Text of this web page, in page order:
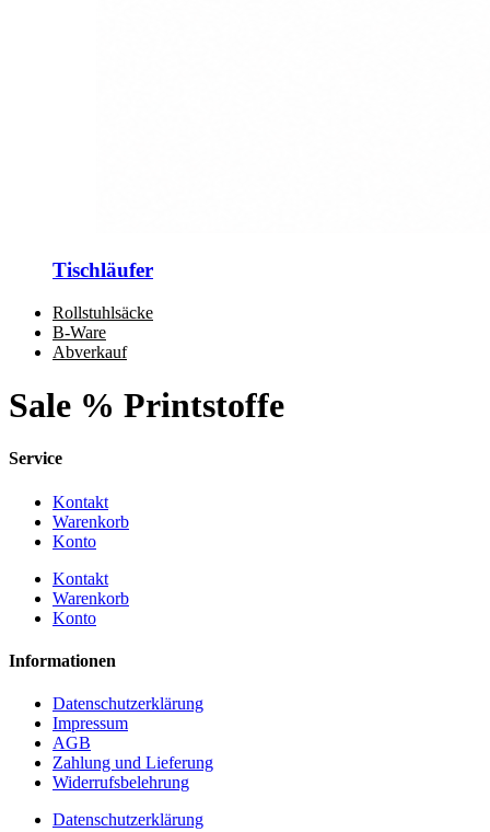
Tischläufer
Rollstuhlsäcke
B-Ware
Abverkauf
Sale % Printstoffe
Service
Kontakt
Warenkorb
Konto
Kontakt
Warenkorb
Konto
Informationen
Datenschutzerklärung
Impressum
AGB
Zahlung und Lieferung
Widerrufsbelehrung
Datenschutzerklärung